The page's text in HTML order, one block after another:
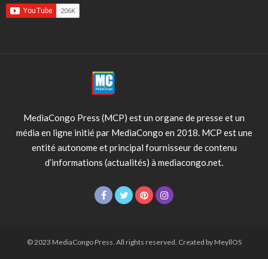
MediaCongo Press (MCP) est un organe de presse et un
média en ligne initié par MediaCongo en 2018. MCP est une
entité autonome et principal fournisseur de contenu
d’informations (actualités) à mediacongo.net.
© 2023 MediaCongo Press. All rights reserved. Created by MeyllOS